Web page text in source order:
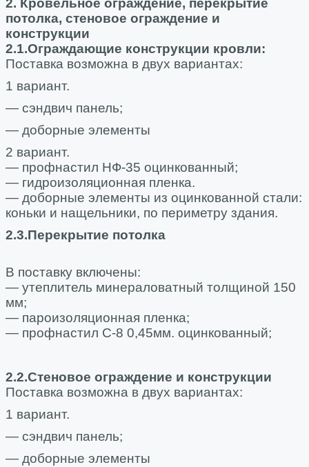
2. Кровельное ограждение, перекрытие
потолка, стеновое ограждение и
конструкции
2.1.Ограждающие конструкции кровли:
Поставка возможна в двух вариантах:
1 вариант.
— сэндвич панель;
— доборные элементы
2 вариант.
— профнастил НФ-35 оцинкованный;
— гидроизоляционная пленка.
— доборные элементы из оцинкованной стали:
коньки и нащельники, по периметру здания.
2.3.Перекрытие потолка
В поставку включены:
— утеплитель минераловатный толщиной 150
мм;
— пароизоляционная пленка;
— профнастил С-8 0,45мм. оцинкованный;
2.2.Стеновое ограждение и конструкции
Поставка возможна в двух вариантах:
1 вариант.
— сэндвич панель;
— доборные элементы